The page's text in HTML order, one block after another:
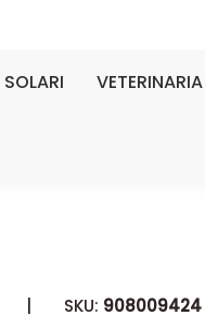
SOLARI VETERINARIA
| SKU: 908009424